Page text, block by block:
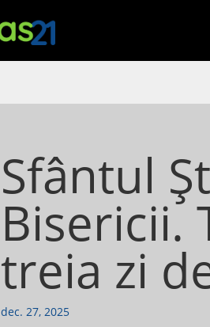
Sfântul
Bisericii.
treia zi
dec. 27, 2025